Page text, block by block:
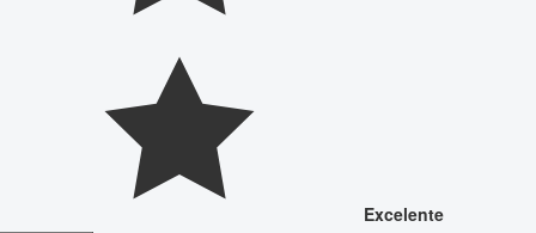
Excelente